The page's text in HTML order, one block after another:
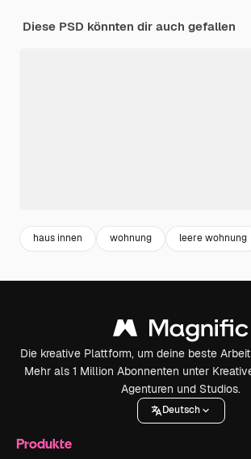
Diese PSD könnten dir auch gefallen
haus innen wohnung leere wohnung
Die kreative Plattform, um deine beste
Mehr als 1 Million Abonnenten unter
Agenturen und Studios.
Deutsch
Produkte